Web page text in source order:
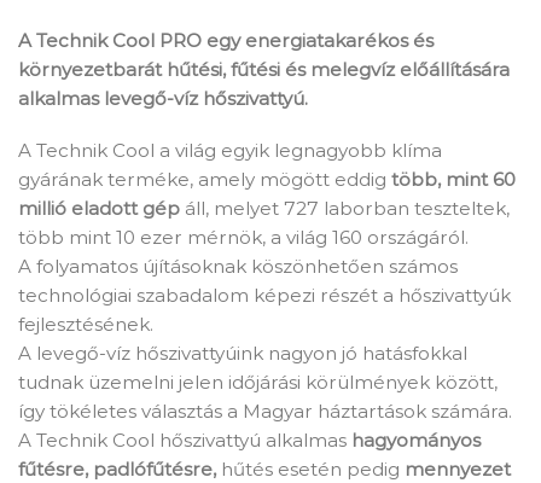
A Technik Cool PRO egy energiatakarékos és
környezetbarát hűtési, fűtési és melegvíz előállítására
alkalmas levegő-víz hőszivattyú.
A Technik Cool a világ egyik legnagyobb klíma
gyárának terméke, amely mögött eddig több, mint 60
millió eladott gép áll, melyet 727 laborban teszteltek,
több mint 10 ezer mérnök, a világ 160 országáról.
A folyamatos újításoknak köszönhetően számos
technológiai szabadalom képezi részét a hőszivattyúk
fejlesztésének.
A levegő-víz hőszivattyúink nagyon jó hatásfokkal
tudnak üzemelni jelen időjárási körülmények között,
így tökéletes választás a Magyar háztartások számára.
A Technik Cool hőszivattyú alkalmas hagyományos
fűtésre, padlófűtésre,hűtés esetén pedig mennyezet